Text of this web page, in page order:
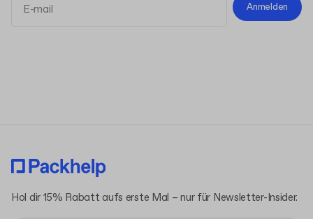
Anmelden
Hol dir 15% Rabatt aufs erste Mal – nur für Newsletter-Insider.